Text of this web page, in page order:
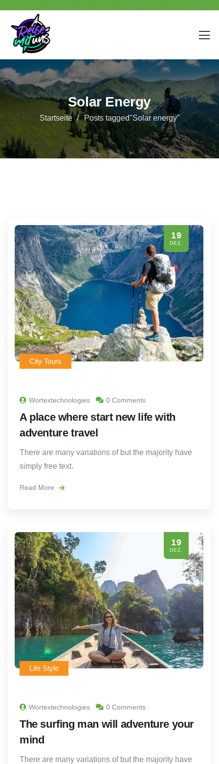
Solar Energy
Startseite Posts tagged"Solar energy"
19
DEZ.
City Tours
Wortextechnologies 0 Comments
A place where start new life with
adventure travel
There are many variations of but the majority have
simply free text.
Read More
19
DEZ.
Life Style
Wortextechnologies 0 Comments
The surfing man will adventure your
mind
There are many variations of but the majority have